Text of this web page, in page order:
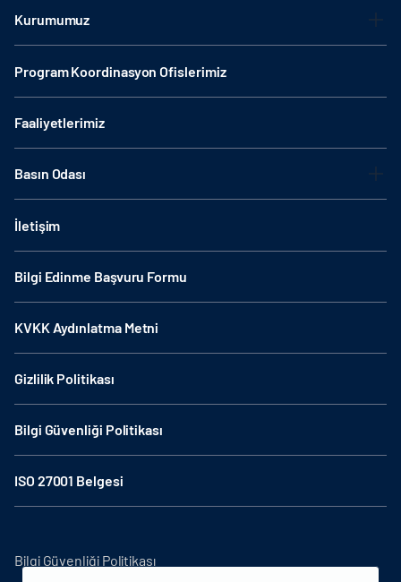
Kurumumuz
Program Koordinasyon Ofislerimiz
Faaliyetlerimiz
Basın Odası
İletişim
Bilgi Edinme Başvuru Formu
KVKK Aydınlatma Metni
Gizlilik Politikası
Bilgi Güvenliği Politikası
ISO 27001 Belgesi
Bilgi Güvenliği Politikası